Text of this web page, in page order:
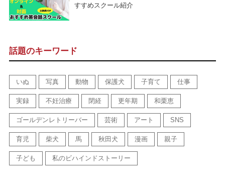
すすめスクール紹介
話題のキーワード
いぬ 写真 動物 保護犬 子育て 仕事
実録 不妊治療 閉経 更年期 和栗恵
ゴールデンレトリーバー 芸術 アート SNS
育児 柴犬 馬 秋田犬 漫画 親子
子ども 私のビハインドストーリー